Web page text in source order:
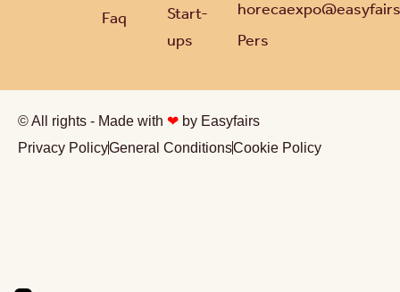
Faq
Start-
ups
Pers
© All rights - Made with ❤ by Easyfairs
Privacy PolicyGeneral ConditionsCookie Policy